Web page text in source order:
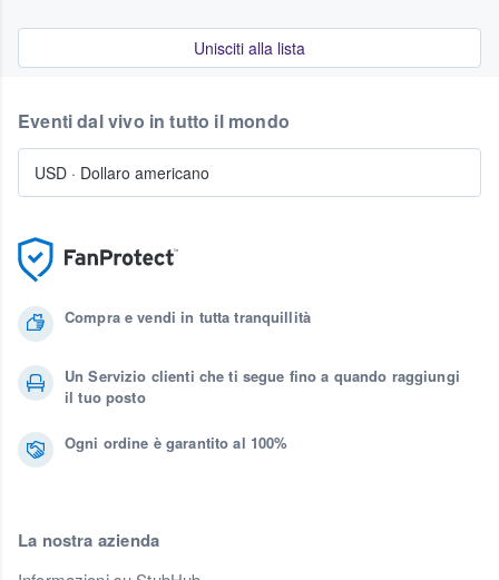
Unisciti alla lista
Compra e vendi in tutta tranquillità
Un Servizio clienti che ti segue fino a quando raggiungi
il tuo posto
Ogni ordine è garantito al 100%
La nostra azienda
Eventi dal vivo in tutto il mondo
USD · Dollaro americano